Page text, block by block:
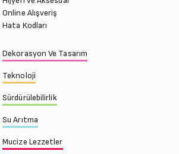
Online Alışveriş
Hata Kodları
Dekorasyon Ve Tasarım
Teknoloji
Sürdürülebilirlik
Su Arıtma
Mucize Lezzetler